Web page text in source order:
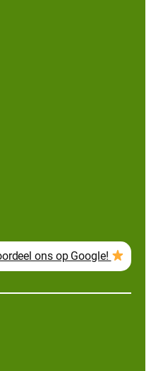
ons op Google!